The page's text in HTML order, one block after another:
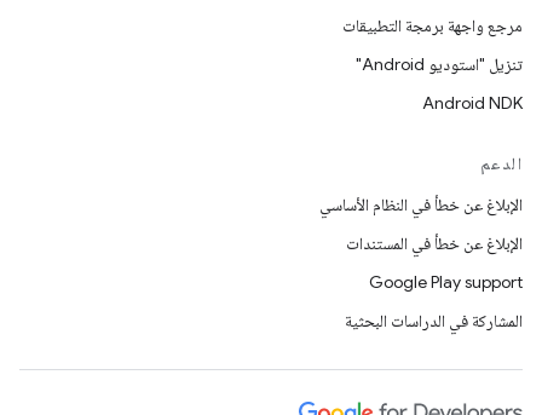
مرجع واجهة برمجة التطبيقات
تنزيل "استوديو Android"
Android NDK
الدعم
الإبلاغ عن خطأ في النظام الأساسي
الإبلاغ عن خطأ في المستندات
Google Play support
المشاركة في الدراسات البحثية